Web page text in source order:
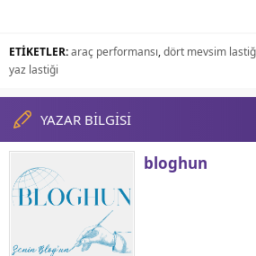
ETİKETLER:araç performansı,dört mevsim
yaz lastiği
YAZAR BİLGİSİ
bloghun